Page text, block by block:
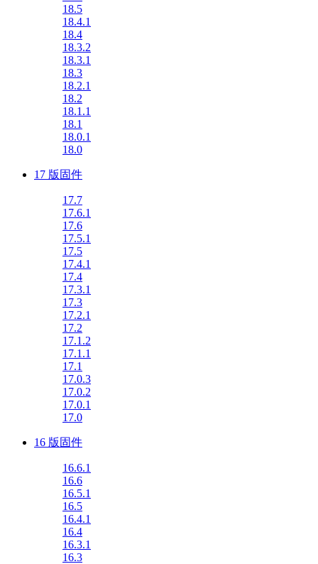
18.5
18.4.1
18.4
18.3.2
18.3.1
18.3
18.2.1
18.2
18.1.1
18.1
18.0.1
18.0
17 版固件
17.7
17.6.1
17.6
17.5.1
17.5
17.4.1
17.4
17.3.1
17.3
17.2.1
17.2
17.1.2
17.1.1
17.1
17.0.3
17.0.2
17.0.1
17.0
16 版固件
16.6.1
16.6
16.5.1
16.5
16.4.1
16.4
16.3.1
16.3